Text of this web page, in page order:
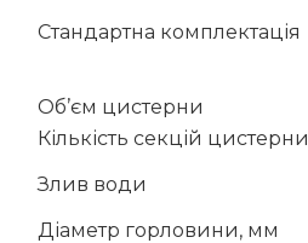
Стандартна комплектація
Об’єм цистерни
Кількість секцій цистерни
Злив води
Діаметр горловини, мм